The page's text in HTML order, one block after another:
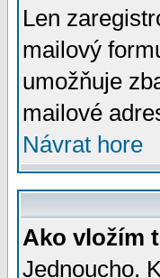
Len
mailový
umožňuje
mailové
Návrat hore
Ako vložím
Jednoucho.